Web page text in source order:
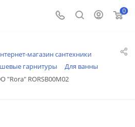
0
магазин сантехники
гарнитуры
Для ванны
"Rora" RORSB00M02